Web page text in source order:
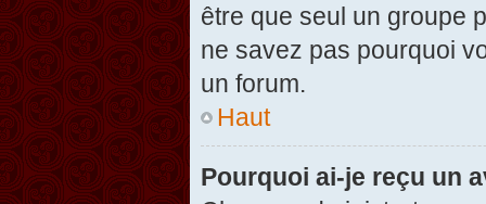
être que seul un groupe
ne savez pas pourquoi
un forum.
Haut
Pourquoi ai-je reçu un